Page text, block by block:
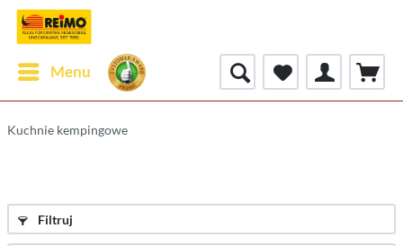
Menu
Kuchnie kempingowe
Filtruj